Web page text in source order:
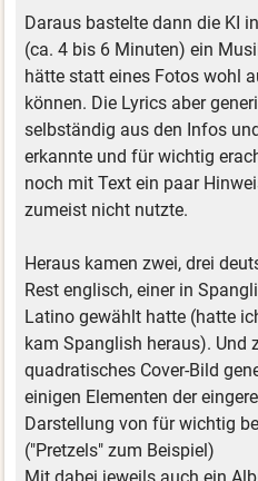
Daraus bastelte dann die KI
(ca. 4 bis 6 Minuten) ein
hätte statt eines Fotos wohl
können. Die Lyrics aber
selbständig aus den Infos
erkannte und für wichtig
noch mit Text ein paar
zumeist nicht nutzte.
Heraus kamen zwei, drei
Rest englisch, einer in
Latino gewählt hatte (hatte
kam Spanglish heraus). Und
quadratisches Cover-Bild
einigen Elementen der
Darstellung von für wichtig
("Pretzels" zum Beispiel)